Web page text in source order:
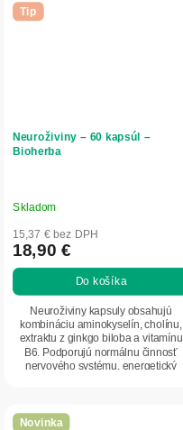
Tip
Neuroživiny – 60 kapsúl –
Bioherba
Skladom
15,37 € bez DPH
18,90 €
Do košíka
Neuroživiny kapsuly obsahujú
kombináciu aminokyselín, cholínu,
extraktu z ginkgo biloba a vitamínu
B6. Podporujú normálnu činnosť
nervového systému, energetický
Novinka